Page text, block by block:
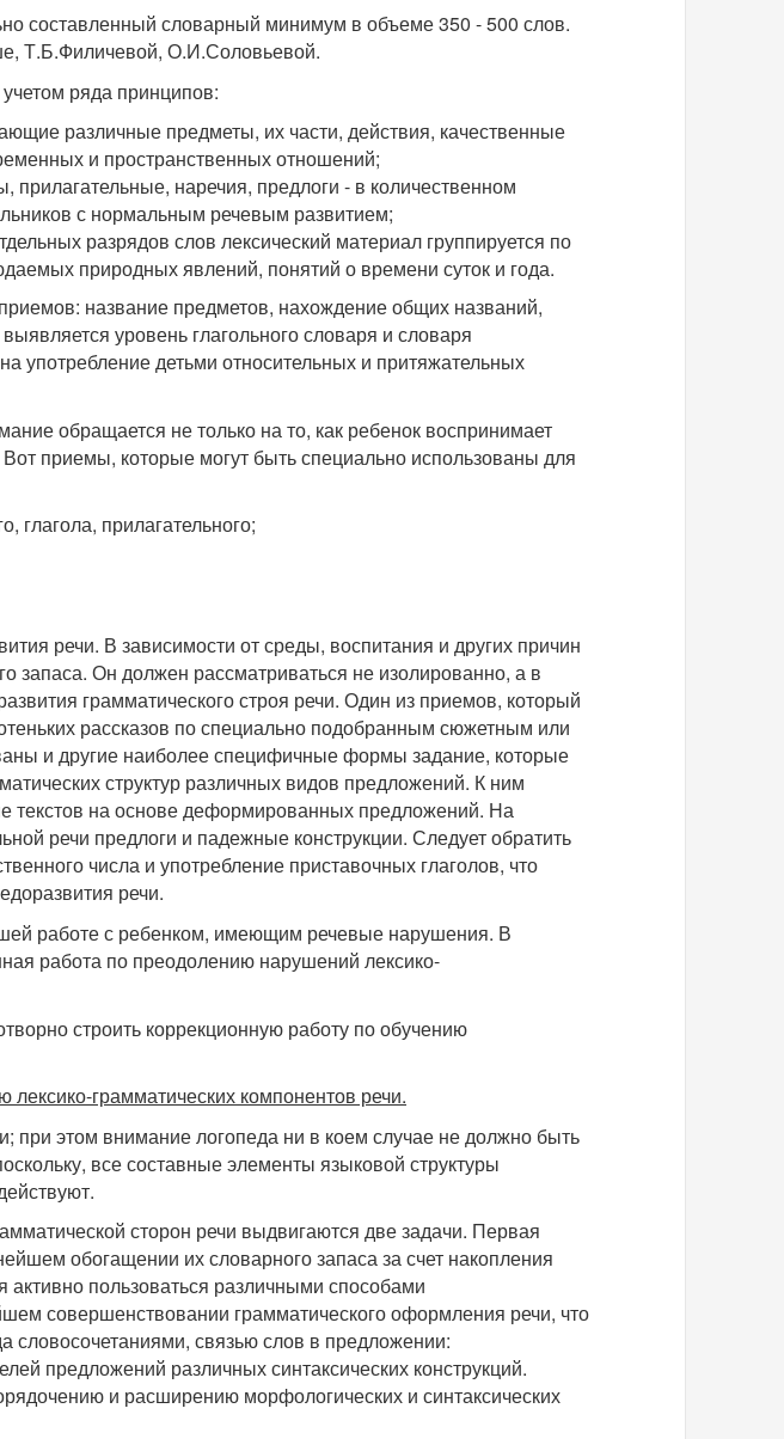
составленный словарный минимум в объеме 350 - 500 слов.
Т.Б.Филичевой, О.И.Соловьевой.
ряда принципов:
различные предметы, их части, действия, качественные
и пространственных отношений;
прилагательные, наречия, предлоги - в количественном
с нормальным речевым развитием;
разрядов слов лексический материал группируется по
природных явлений, понятий о времени суток и года.
название предметов, нахождение общих названий,
уровень глагольного словаря и словаря
употребление детьми относительных и притяжательных
обращается не только на то, как ребенок воспринимает
приемы, которые могут быть специально использованы для
глагола, прилагательного;
речи. В зависимости от среды, воспитания и других причин
запаса. Он должен рассматриваться не изолированно, а в
грамматического строя речи. Один из приемов, который
рассказов по специально подобранным сюжетным или
и другие наиболее специфичные формы задание, которые
структур различных видов предложений. К ним
текстов на основе деформированных предложений. На
речи предлоги и падежные конструкции. Следует обратить
числа и употребление приставочных глаголов, что
речи.
работе с ребенком, имеющим речевые нарушения. В
работа по преодолению нарушений лексико-
строить коррекционную работу по обучению
грамматических компонентов речи.
при этом внимание логопеда ни в коем случае не должно быть
все составные элементы языковой структуры
сторон речи выдвигаются две задачи. Первая
обогащении их словарного запаса за счет накопления
пользоваться различными способами
совершенствовании грамматического оформления речи, что
словосочетаниями, связью слов в предложении:
предложений различных синтаксических конструкций.
и расширению морфологических и синтаксических